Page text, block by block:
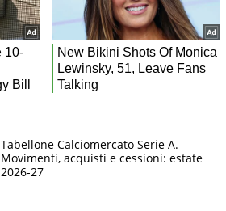
Tabellone Calciomercato Serie A.
Movimenti, acquisti e cessioni: estate
2026-27